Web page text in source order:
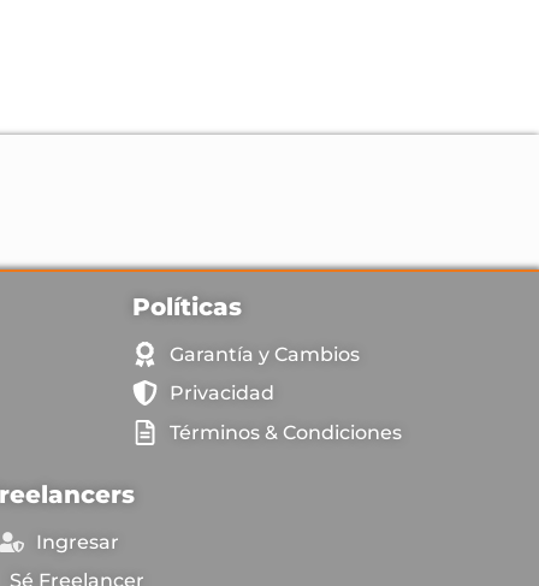
Políticas
Garantía y Cambios
Privacidad
Términos & Condiciones
Ingresar
Sé Freelancer